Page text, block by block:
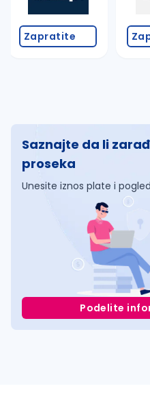
Zapratite
Saznajte da li
proseka
Unesite iznos plate i
Podelite